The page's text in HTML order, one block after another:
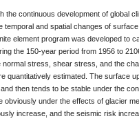
the continuous development of global
temporal and spatial changes of
element program was developed to
the 150-year period from 1956 to
normal stress, shear stress, and the
quantitatively estimated. The surface
then tends to be stable under the
obviously under the effects of glacier
increase, and the seismic risk